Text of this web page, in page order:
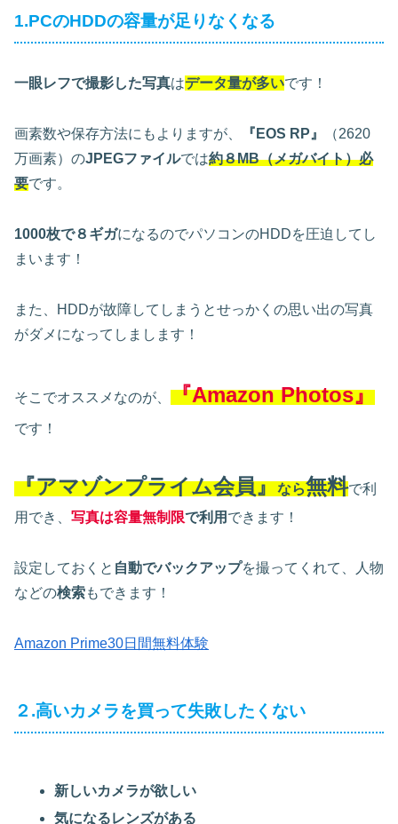
1.PCのHDDの容量が足りなくなる
一眼レフで撮影した写真はデータ量が多いです！
画素数や保存方法にもよりますが、 『EOS RP』
（2620
万画素）のJPEGファイルでは約８MB（メガバイト）必
要です。
1000枚で８ギガになるのでパソコンのHDDを圧迫してし
まいます！
また、HDDが故障してしまうとせっかくの思い出の写真
がダメになってしまします！
そこでオススメなのが、 『Amazon Photos』
です！
『アマゾンプライム会員』なら無料で利
用でき、 写真は容量無制限で利用 できます！
設定しておくと 自動でバックアップを撮ってくれて、人物
などの検索もできます！
Amazon Prime30日間無料体験
２.高いカメラを買って失敗したくない
新しいカメラが欲しい
気になるレンズがある